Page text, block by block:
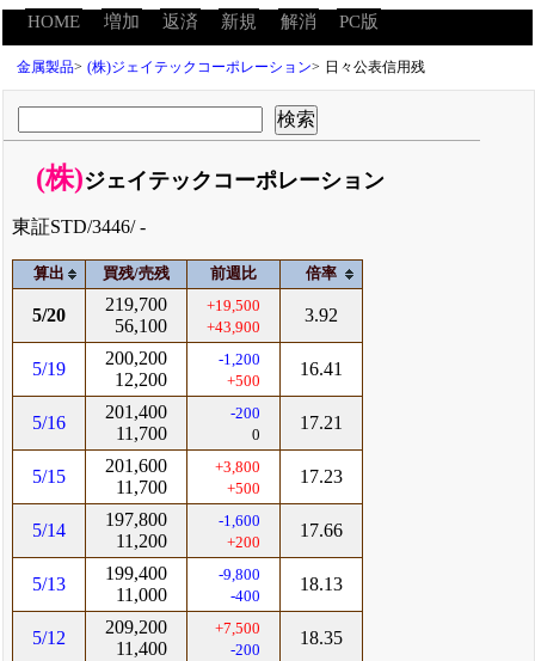
HOME 増加 返済 新規 解消 PC版
金属製品> (株)ジェイテックコーポレーション> 日々公表信用残
(株)ジェイテックコーポレーション
東証STD/3446/ -
算出 買残/売残 前週比 倍率
5/20
219,700
56,100
+19,500
+43,900
3.92
5/19
200,200
12,200
-1,200
+500
16.41
5/16
201,400
11,700
-200
0
17.21
5/15
201,600
11,700
+3,800
+500
17.23
5/14
197,800
11,200
-1,600
+200
17.66
5/13
199,400
11,000
-9,800
-400
18.13
5/12
209,200
11,400
+7,500
-200
18.35